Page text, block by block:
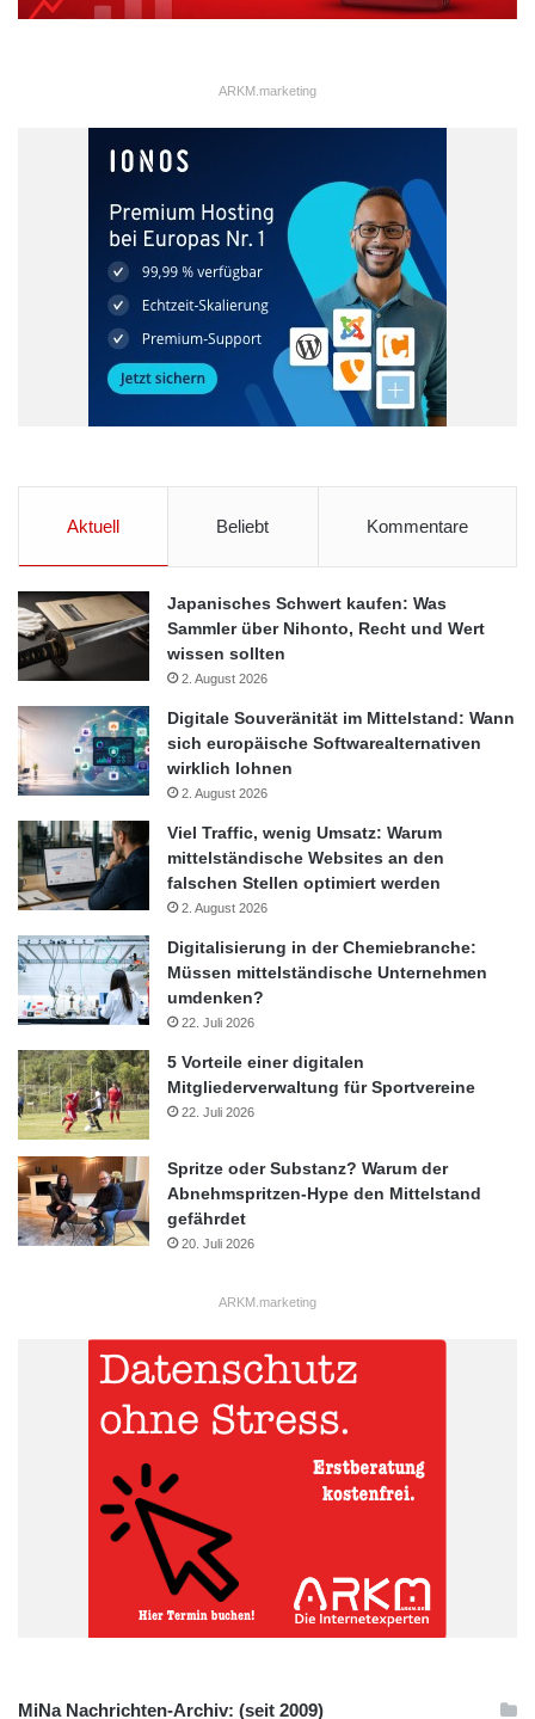
ARKM.marketing
Aktuell Beliebt Kommentare
Japanisches Schwert kaufen: Was
Sammler über Nihonto, Recht und Wert
wissen sollten
2. August 2026
Digitale Souveränität im Mittelstand: Wann
sich europäische Softwarealternativen
wirklich lohnen
2. August 2026
Viel Traffic, wenig Umsatz: Warum
mittelständische Websites an den
falschen Stellen optimiert werden
2. August 2026
Digitalisierung in der Chemiebranche:
Müssen mittelständische Unternehmen
umdenken?
22. Juli 2026
5 Vorteile einer digitalen
Mitgliederverwaltung für Sportvereine
22. Juli 2026
Spritze oder Substanz? Warum der
Abnehmspritzen-Hype den Mittelstand
gefährdet
20. Juli 2026
ARKM.marketing
MiNa Nachrichten-Archiv: (seit 2009)